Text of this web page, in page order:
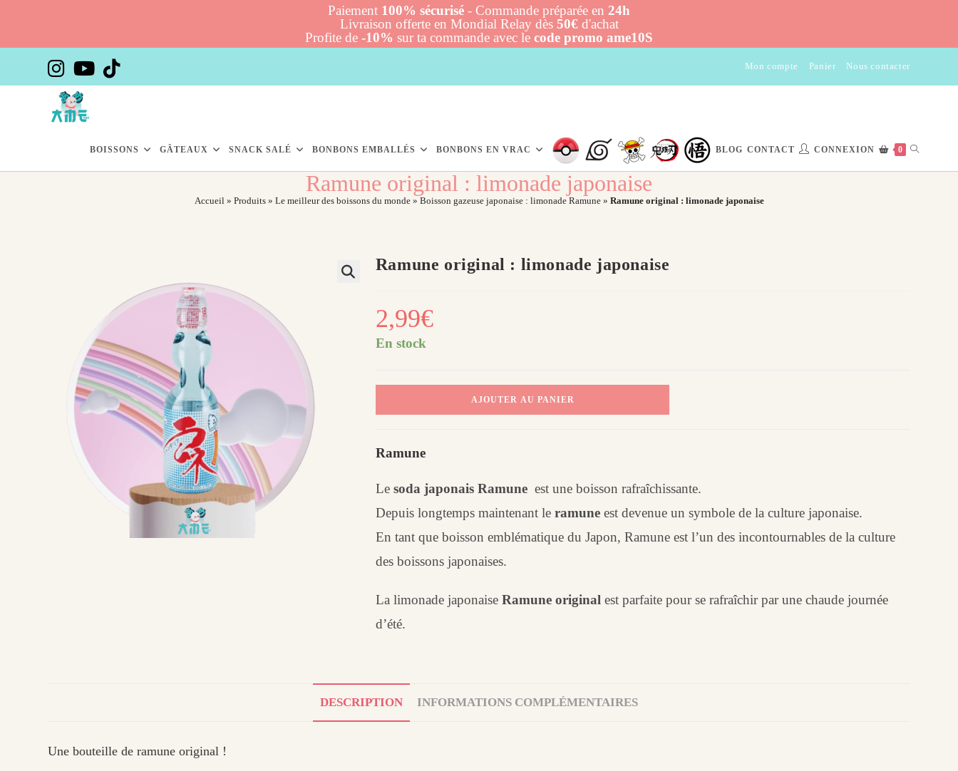
Paiement 100% sécurisé - Commande préparée en 24h
Livraison offerte en Mondial Relay dès 50€d'achat
Profite de -10% sur ta commande avec le code promo ame10S
Mon compte Panier Nous contacter
BOISSONS GÂTEAUX SNACK SALÉ BONBONS EMBALLÉS BONBONS EN VRAC BLOG CONTACT CONNEXION 0 TOGGLE
Ramune original : limonade japonaise
Accueil» Produits» Le meilleur des boissons du monde» Boisson gazeuse japonaise : limonade Ramune» Ramune original : limonade japonaise
Ramune original : limonade japonaise
2,99€
En stock
original
limonade
AJOUTER AU PANIER
Ramune
Lesoda japonais Ramune est une boisson rafraîchissante.
Depuis longtemps maintenant le ramuneest devenue un symbole de la culture japonaise.
En tant que boisson emblématique du Japon, Ramune est l’un des incontournables de la culture
des boissons japonaises.
La limonade japonaiseRamune original est parfaite pour se rafraîchir par une chaude journée
d’été.
DESCRIPTION INFORMATIONS COMPLÉMENTAIRES
Une bouteille de ramune original !